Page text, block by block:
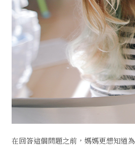
在回答這個問題之前，媽媽更想知道